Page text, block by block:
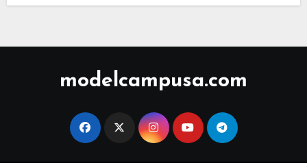
modelcampusa.com